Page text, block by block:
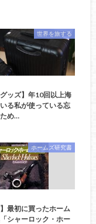
世界を旅する
グッズ】年10回以上海
る私が使っている忘
め…
ホームズ研究書
】最初に買ったホーム
シャーロック・ホー